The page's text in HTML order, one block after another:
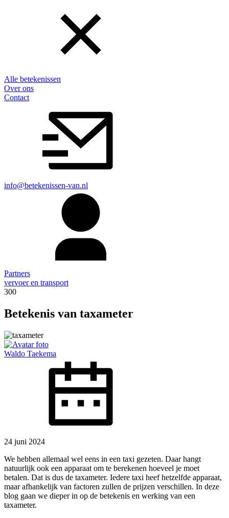
Alle betekenissen
Over ons
Contact
info@betekenissen-van.nl
Partners
vervoer en transport
300
Betekenis van taxameter
Waldo Taekema
24 juni 2024
We hebben allemaal wel eens in een taxi gezeten. Daar hangt
natuurlijk ook een apparaat om te berekenen hoeveel je moet
betalen. Dat is dus de taxameter. Iedere taxi heef hetzelfde apparaat,
maar afhankelijk van factoren zullen de prijzen verschillen. In deze
blog gaan we dieper in op de betekenis en werking van een
taxameter.